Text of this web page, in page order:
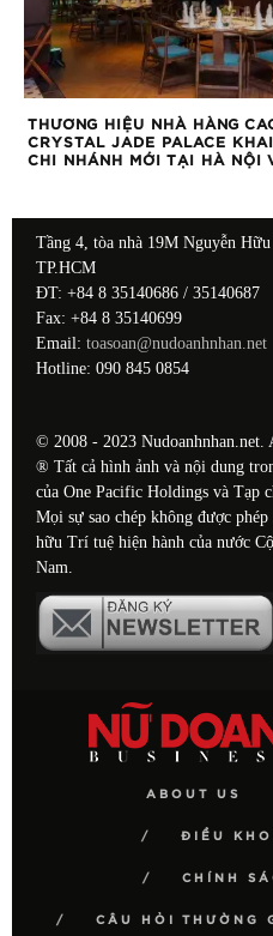
HÀNG CAO CẤP
KHAI TRƯƠNG 2
HÀ NỘI VÀ TP.HCM
RA
Tầng 4, tòa nhà 19M Nguyễn
TP.HCM
ĐT: +84 8 35140686 / 35140687
Fax: +84 8 35140699
Email: toasoan@nudoanhnhan.net
Hotline: 090 845 0854
© 2008 - 2023 Nudoanhnhan.net.
® Tất cả hình ảnh và nội dung
của One Pacific Holdings và Tạp
Mọi sự sao chép không được
hữu Trí tuệ hiện hành của nước
Nam.
ABOUT US
ĐIỀU
CHÍNH
CÂU HỎI THƯỜNG